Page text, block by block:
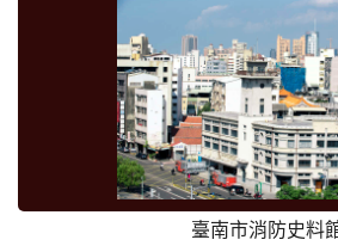
臺南市消防史料